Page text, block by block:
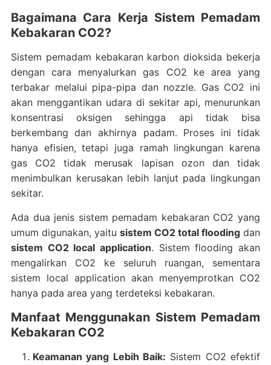
Bagaimana Cara Kerja Sistem Pemadam
Kebakaran CO2?
Sistem pemadam kebakaran karbon dioksida bekerja
dengan cara menyalurkan gas CO2 ke area yang
terbakar melalui pipa-pipa dan nozzle. Gas CO2 ini
akan menggantikan udara di sekitar api, menurunkan
konsentrasi oksigen sehingga api tidak bisa
berkembang dan akhirnya padam. Proses ini tidak
hanya efisien, tetapi juga ramah lingkungan karena
gas CO2 tidak merusak lapisan ozon dan tidak
menimbulkan kerusakan lebih lanjut pada lingkungan
sekitar.
Ada dua jenis sistem pemadam kebakaran CO2 yang
umum digunakan, yaitu sistem CO2 total flooding dan
sistem CO2 local application. Sistem flooding akan
mengalirkan CO2 ke seluruh ruangan, sementara
sistem local application akan menyemprotkan CO2
hanya pada area yang terdeteksi kebakaran.
Manfaat Menggunakan Sistem Pemadam
Kebakaran CO2
Keamanan yang Lebih Baik: Sistem CO2 efektif